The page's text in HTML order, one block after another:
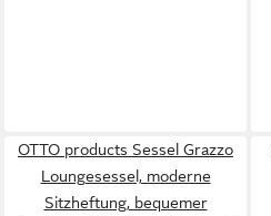
OTTO products Sessel Grazzo
Loungesessel, moderne
Sitzheftung, bequemer